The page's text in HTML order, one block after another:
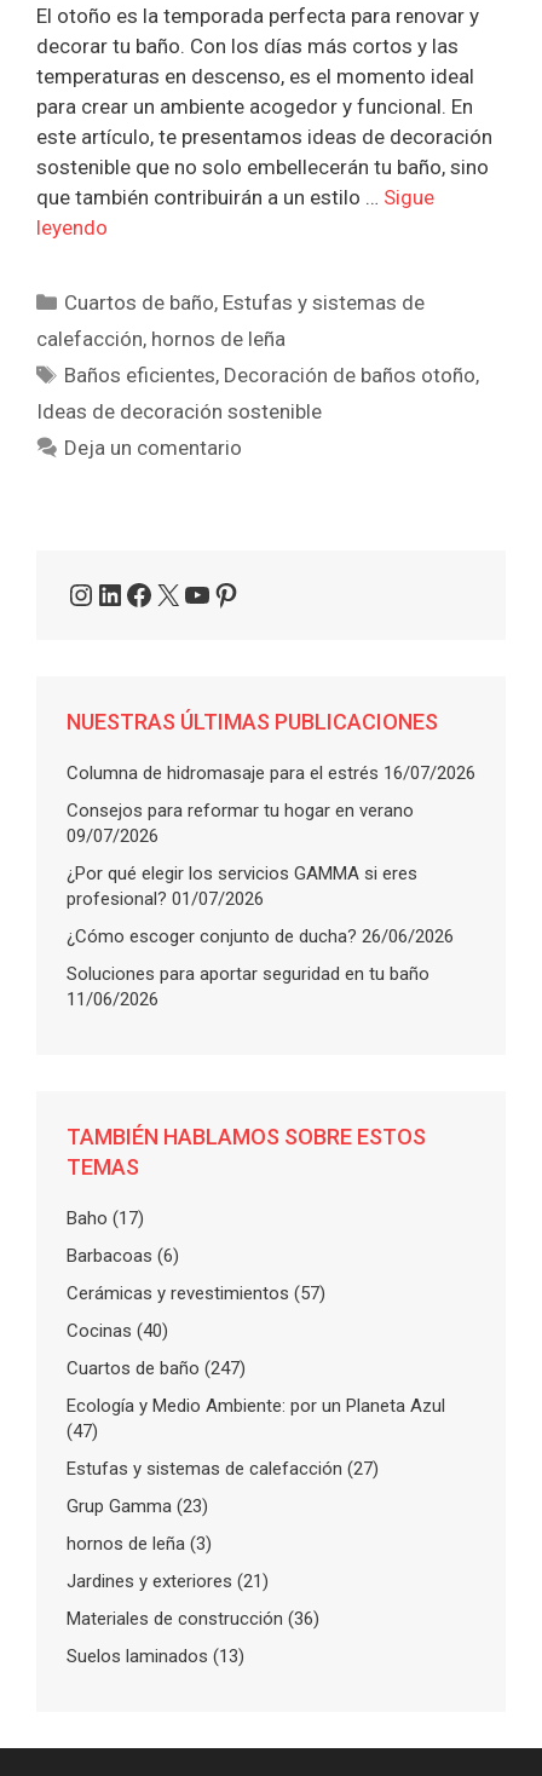
El otoño es la temporada perfecta para renovar y
decorar tu baño. Con los días más cortos y las
temperaturas en descenso, es el momento ideal
para crear un ambiente acogedor y funcional. En
este artículo, te presentamos ideas de decoración
sostenible que no solo embellecerán tu baño, sino
que también contribuirán a un estilo … Sigue
leyendo
Categorías
Cuartos de baño, Estufas y sistemas de
calefacción, hornos de leña
Etiquetas
Baños eficientes, Decoración de baños otoño,
Ideas de decoración sostenible
Deja un comentario
Instagram
LinkedIn
Facebook
X YouTube
Pinterest
NUESTRAS ÚLTIMAS PUBLICACIONES
Columna de hidromasaje para el estrés 16/07/2026
Consejos para reformar tu hogar en verano
09/07/2026
¿Por qué elegir los servicios GAMMA si eres
profesional? 01/07/2026
¿Cómo escoger conjunto de ducha? 26/06/2026
Soluciones para aportar seguridad en tu baño
11/06/2026
TAMBIÉN HABLAMOS SOBRE ESTOS
TEMAS
Baho (17)
Barbacoas (6)
Cerámicas y revestimientos (57)
Cocinas (40)
Cuartos de baño (247)
Ecología y Medio Ambiente: por un Planeta Azul
(47)
Estufas y sistemas de calefacción (27)
Grup Gamma (23)
hornos de leña (3)
Jardines y exteriores (21)
Materiales de construcción (36)
Suelos laminados (13)